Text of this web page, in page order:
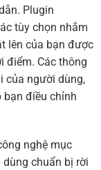
Plugin
tùy chọn nhắm
lên của bạn được
điểm. Các thông
của người dùng,
bạn điều chỉnh
nghệ mục
chuẩn bị rời